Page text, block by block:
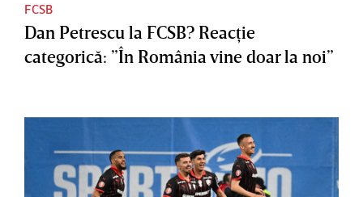
FCSB
Dan Petrescu la FCSB? Reacţie
categorică: ”În România vine doar la noi”